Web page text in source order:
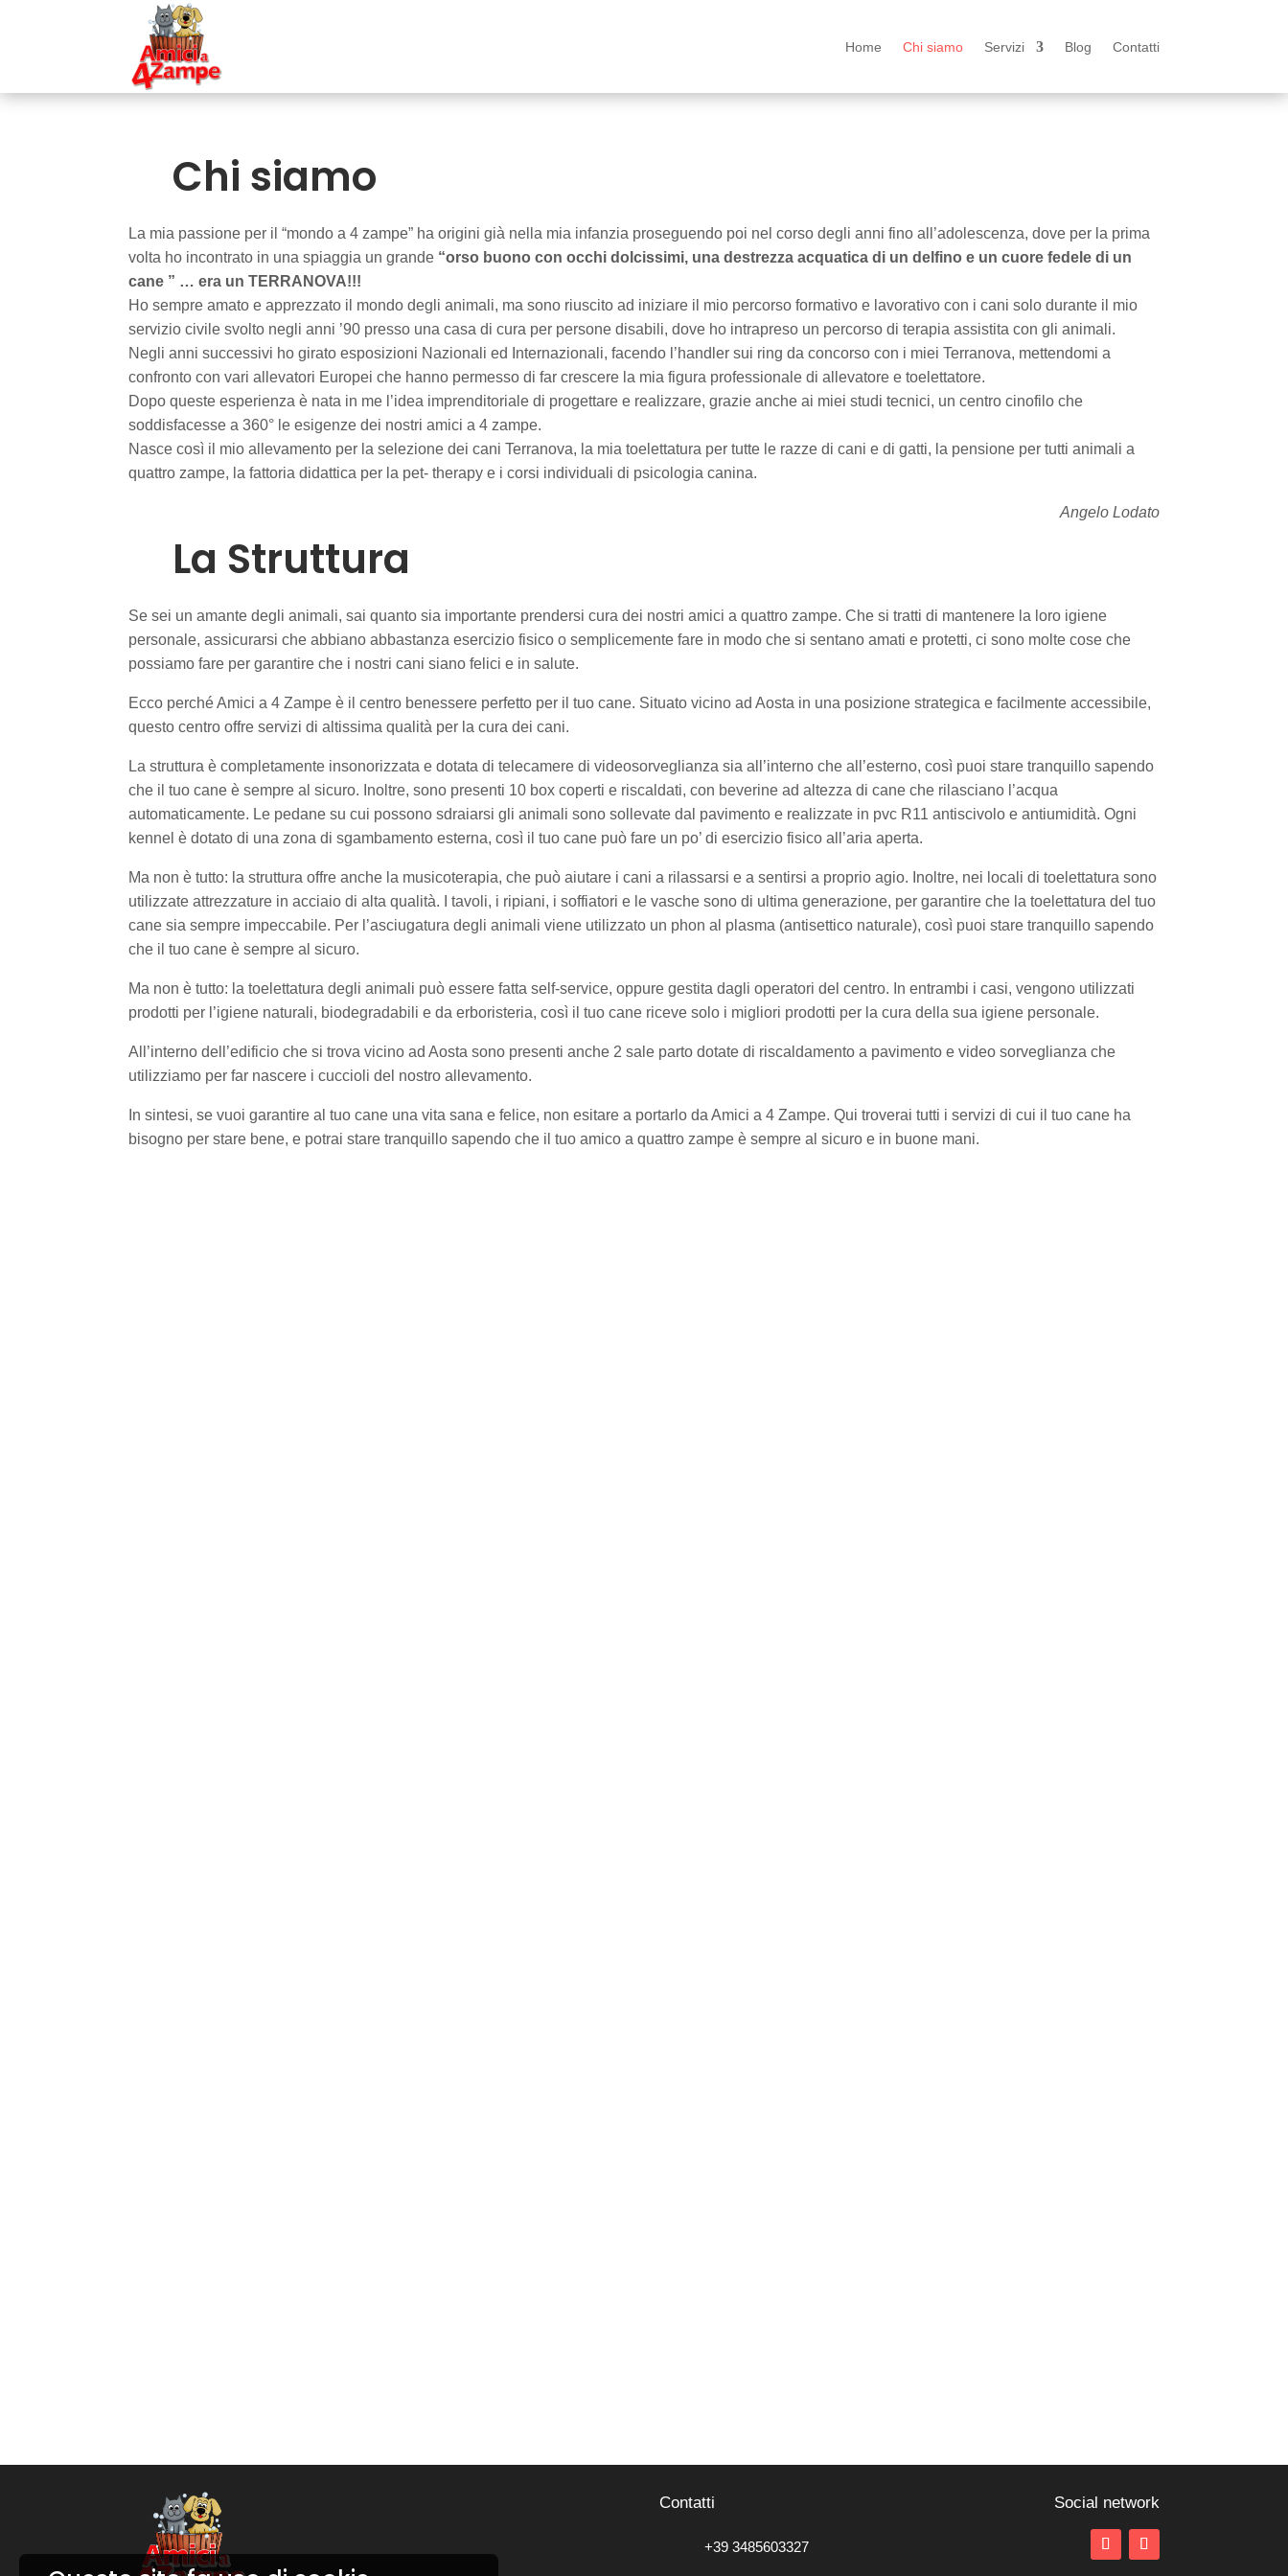
Home Chi siamo Servizi Blog Contatti
Chi siamo
La mia passione per il “mondo a 4 zampe” ha origini già nella mia infanzia proseguendo poi nel corso degli anni fino all’adolescenza, dove per la prima
volta ho incontrato in una spiaggia un grande “orso buono con occhi dolcissimi, una destrezza acquatica di un delfino e un cuore fedele di un
cane ” … era un TERRANOVA!!!
Ho sempre amato e apprezzato il mondo degli animali, ma sono riuscito ad iniziare il mio percorso formativo e lavorativo con i cani solo durante il mio
servizio civile svolto negli anni ’90 presso una casa di cura per persone disabili, dove ho intrapreso un percorso di terapia assistita con gli animali.
Negli anni successivi ho girato esposizioni Nazionali ed Internazionali, facendo l’handler sui ring da concorso con i miei Terranova, mettendomi a
confronto con vari allevatori Europei che hanno permesso di far crescere la mia figura professionale di allevatore e toelettatore.
Dopo queste esperienza è nata in me l’idea imprenditoriale di progettare e realizzare, grazie anche ai miei studi tecnici, un centro cinofilo che
soddisfacesse a 360° le esigenze dei nostri amici a 4 zampe.
Nasce così il mio allevamento per la selezione dei cani Terranova, la mia toelettatura per tutte le razze di cani e di gatti, la pensione per tutti animali a
quattro zampe, la fattoria didattica per la pet- therapy e i corsi individuali di psicologia canina.
Angelo Lodato
La Struttura
Se sei un amante degli animali, sai quanto sia importante prendersi cura dei nostri amici a quattro zampe. Che si tratti di mantenere la loro igiene
personale, assicurarsi che abbiano abbastanza esercizio fisico o semplicemente fare in modo che si sentano amati e protetti, ci sono molte cose che
possiamo fare per garantire che i nostri cani siano felici e in salute.
Ecco perché Amici a 4 Zampe è il centro benessere perfetto per il tuo cane. Situato vicino ad Aosta in una posizione strategica e facilmente accessibile,
questo centro offre servizi di altissima qualità per la cura dei cani.
La struttura è completamente insonorizzata e dotata di telecamere di videosorveglianza sia all’interno che all’esterno, così puoi stare tranquillo sapendo
che il tuo cane è sempre al sicuro. Inoltre, sono presenti 10 box coperti e riscaldati, con beverine ad altezza di cane che rilasciano l’acqua
automaticamente. Le pedane su cui possono sdraiarsi gli animali sono sollevate dal pavimento e realizzate in pvc R11 antiscivolo e antiumidità. Ogni
kennel è dotato di una zona di sgambamento esterna, così il tuo cane può fare un po’ di esercizio fisico all’aria aperta.
Ma non è tutto: la struttura offre anche la musicoterapia, che può aiutare i cani a rilassarsi e a sentirsi a proprio agio. Inoltre, nei locali di toelettatura sono
utilizzate attrezzature in acciaio di alta qualità. I tavoli, i ripiani, i soffiatori e le vasche sono di ultima generazione, per garantire che la toelettatura del tuo
cane sia sempre impeccabile. Per l’asciugatura degli animali viene utilizzato un phon al plasma (antisettico naturale), così puoi stare tranquillo sapendo
che il tuo cane è sempre al sicuro.
Ma non è tutto: la toelettatura degli animali può essere fatta self-service, oppure gestita dagli operatori del centro. In entrambi i casi, vengono utilizzati
prodotti per l’igiene naturali, biodegradabili e da erboristeria, così il tuo cane riceve solo i migliori prodotti per la cura della sua igiene personale.
All’interno dell’edificio che si trova vicino ad Aosta sono presenti anche 2 sale parto dotate di riscaldamento a pavimento e video sorveglianza che
utilizziamo per far nascere i cuccioli del nostro allevamento.
In sintesi, se vuoi garantire al tuo cane una vita sana e felice, non esitare a portarlo da Amici a 4 Zampe. Qui troverai tutti i servizi di cui il tuo cane ha
bisogno per stare bene, e potrai stare tranquillo sapendo che il tuo amico a quattro zampe è sempre al sicuro e in buone mani.
Contatti
+39 3485603327
Social network